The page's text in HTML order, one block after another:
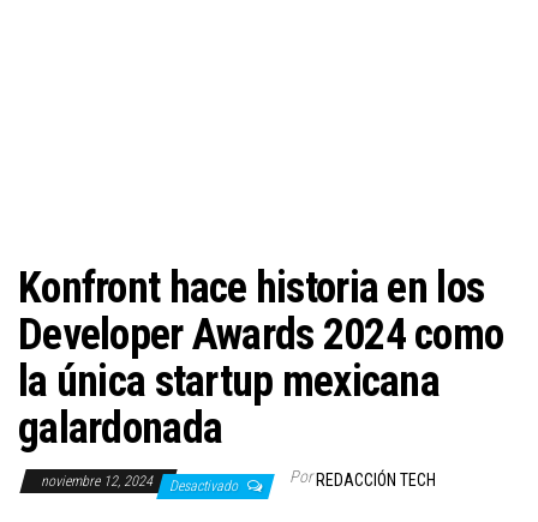
Konfront hace historia en los
Developer Awards 2024 como
la única startup mexicana
galardonada
noviembre 12, 2024 Desactivado Por REDACCIÓN TECH